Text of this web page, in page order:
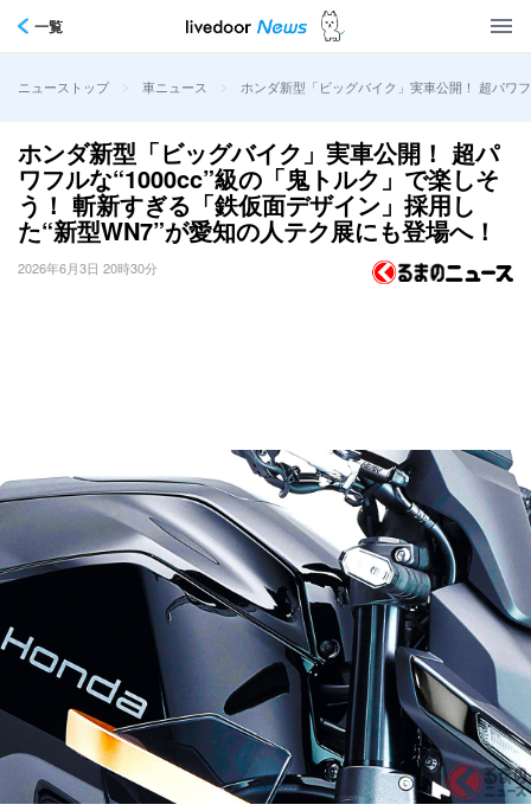
一覧
ニューストップ > 車ニュース > ホンダ新型「ビッグバイク」実車公開！ 超パワ
ホンダ新型「ビッグバイク」実車公開！ 超パ
ワフルな“1000cc”級の「鬼トルク」で楽しそ
う！ 斬新すぎる「鉄仮面デザイン」採用し
た“新型WN7”が愛知の人テク展にも登場へ！
2026年6月3日 20時30分